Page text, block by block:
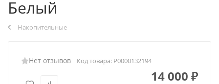
Белый
Накопительные
Нет отзывов Код товара: Р0000132194
14 000 ₽